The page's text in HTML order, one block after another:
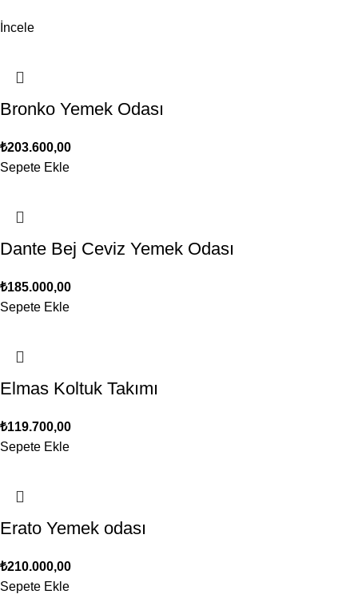
İncele
Bronko Yemek Odası
₺203.600,00
Sepete Ekle
Dante Bej Ceviz Yemek Odası
₺185.000,00
Sepete Ekle
Elmas Koltuk Takımı
₺119.700,00
Sepete Ekle
Erato Yemek odası
₺210.000,00
Sepete Ekle